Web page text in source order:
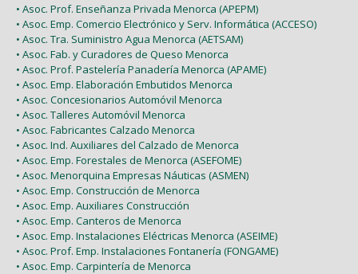
• Asoc. Prof. Enseñanza Privada Menorca (APEPM)
• Asoc. Emp. Comercio Electrónico y Serv. Informática (ACCESO)
• Asoc. Tra. Suministro Agua Menorca (AETSAM)
• Asoc. Fab. y Curadores de Queso Menorca
• Asoc. Prof. Pastelería Panadería Menorca (APAME)
• Asoc. Emp. Elaboración Embutidos Menorca
• Asoc. Concesionarios Automóvil Menorca
• Asoc. Talleres Automóvil Menorca
• Asoc. Fabricantes Calzado Menorca
• Asoc. Ind. Auxiliares del Calzado de Menorca
• Asoc. Emp. Forestales de Menorca (ASEFOME)
• Asoc. Menorquina Empresas Náuticas (ASMEN)
• Asoc. Emp. Construcción de Menorca
• Asoc. Emp. Auxiliares Construcción
• Asoc. Emp. Canteros de Menorca
• Asoc. Emp. Instalaciones Eléctricas Menorca (ASEIME)
• Asoc. Prof. Emp. Instalaciones Fontanería (FONGAME)
• Asoc. Emp. Carpintería de Menorca